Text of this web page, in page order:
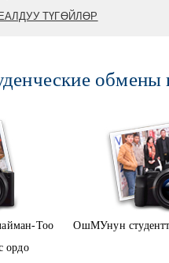
ТҮГӨЙЛӨР
обмены
Тоо
ордо
ОшМУнун